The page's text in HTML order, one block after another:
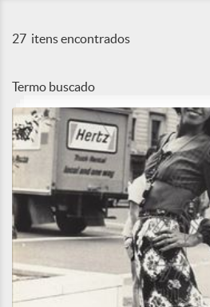
27 itens encontrados
Termo buscado